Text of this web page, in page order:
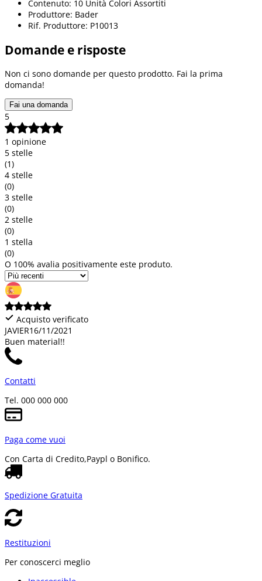
Contenuto: 10 Unità Colori Assortiti
Produttore: Bader
Rif. Produttore: P10013
Domande e risposte
Non ci sono domande per questo prodotto. Fai la prima
domanda!
Fai una domanda
5
1 opinione
5 stelle
(1)
4 stelle
(0)
3 stelle
(0)
2 stelle
(0)
1 stella
(0)
O 100% avalia positivamente este produto.
Acquisto verificato
JAVIER16/11/2021
Buen material!!
Contatti
Tel. 000 000 000
Paga come vuoi
Con Carta di Credito,Paypl o Bonifico.
Spedizione Gratuita
Restituzioni
Per conoscerci meglio